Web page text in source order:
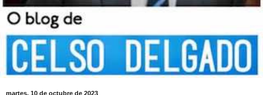
martes, 10 de octubre de 2023